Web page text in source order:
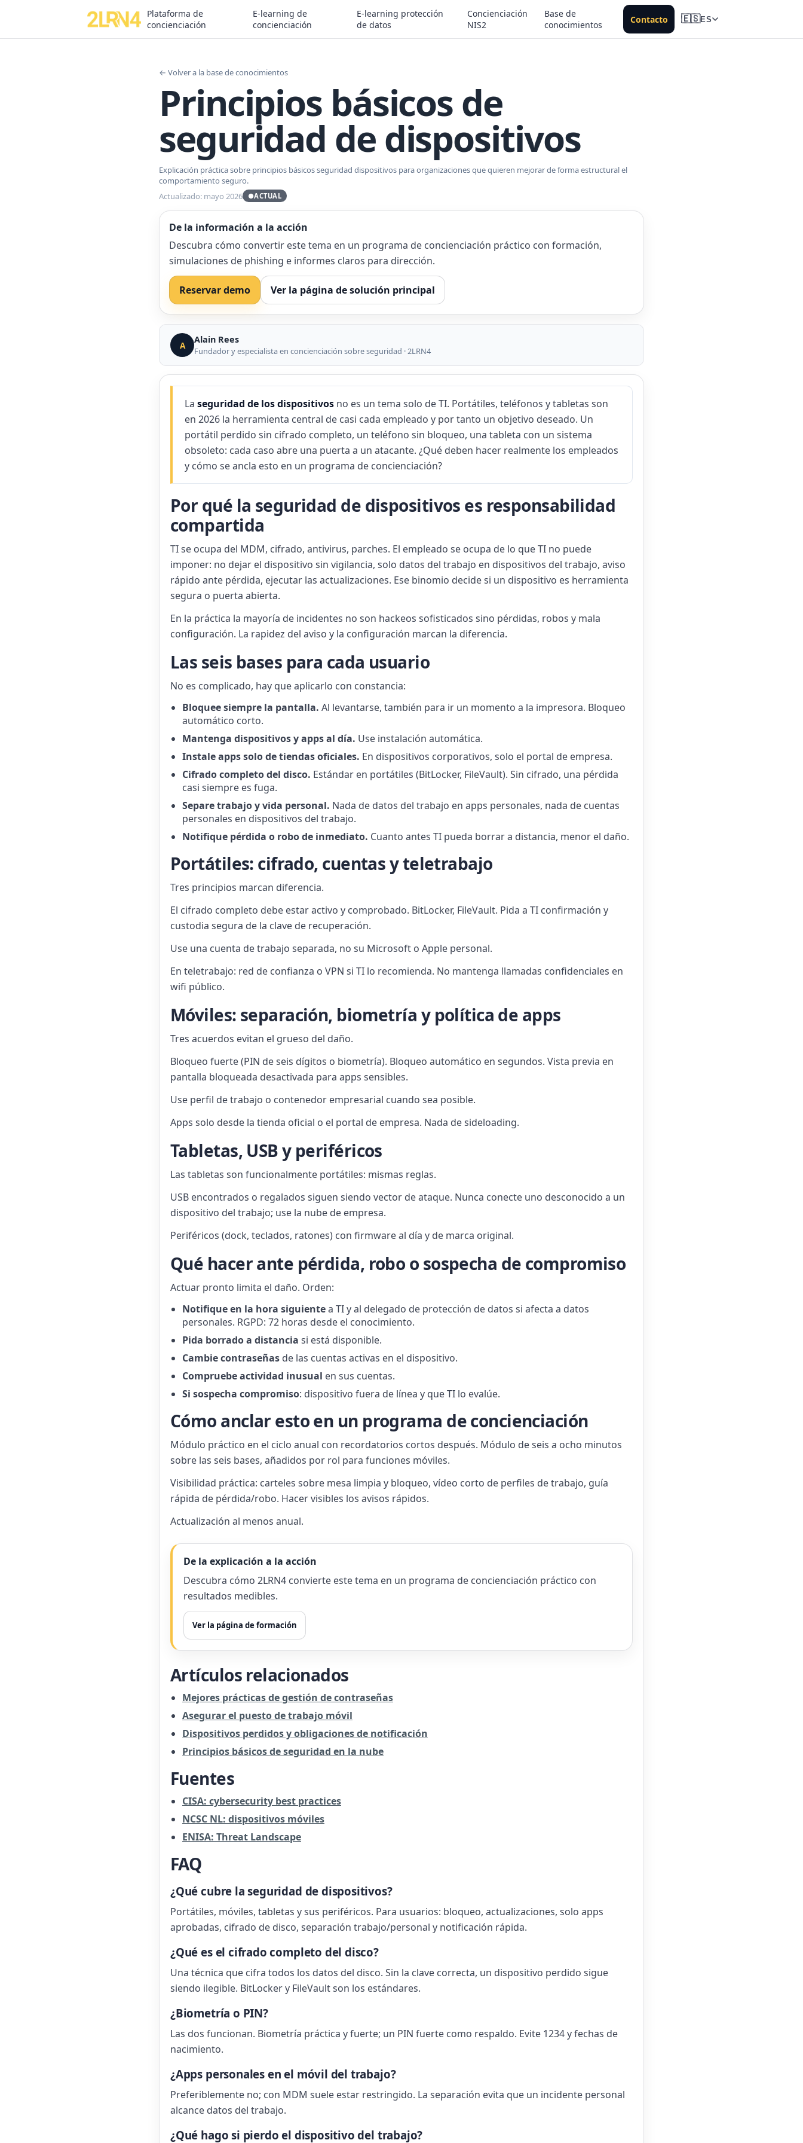
Plataforma de
concienciación
E-learning de
concienciación
E-learning protección
de datos
Concienciación
NIS2
Base de
conocimientos
Contacto 🇪🇸ES
← Volver a la base de conocimientos
Principios básicos de
seguridad de dispositivos
Explicación práctica sobre principios básicos seguridad dispositivos para organizaciones que quieren mejorar de forma estructural el
comportamiento seguro.
Actualizado: mayo 2026
●ACTUAL
De la información a la acción
Descubra cómo convertir este tema en un programa de concienciación práctico con formación,
simulaciones de phishing e informes claros para dirección.
Reservar demo Ver la página de solución principal
A Alain Rees
Fundador y especialista en concienciación sobre seguridad · 2LRN4
La seguridad de los dispositivos no es un tema solo de TI. Portátiles, teléfonos y tabletas son
en 2026 la herramienta central de casi cada empleado y por tanto un objetivo deseado. Un
portátil perdido sin cifrado completo, un teléfono sin bloqueo, una tableta con un sistema
obsoleto: cada caso abre una puerta a un atacante. ¿Qué deben hacer realmente los empleados
y cómo se ancla esto en un programa de concienciación?
Por qué la seguridad de dispositivos es responsabilidad
compartida
TI se ocupa del MDM, cifrado, antivirus, parches. El empleado se ocupa de lo que TI no puede
imponer: no dejar el dispositivo sin vigilancia, solo datos del trabajo en dispositivos del trabajo, aviso
rápido ante pérdida, ejecutar las actualizaciones. Ese binomio decide si un dispositivo es herramienta
segura o puerta abierta.
En la práctica la mayoría de incidentes no son hackeos sofisticados sino pérdidas, robos y mala
configuración. La rapidez del aviso y la configuración marcan la diferencia.
Las seis bases para cada usuario
No es complicado, hay que aplicarlo con constancia:
Bloquee siempre la pantalla. Al levantarse, también para ir un momento a la impresora. Bloqueo
automático corto.
Mantenga dispositivos y apps al día. Use instalación automática.
Instale apps solo de tiendas oficiales. En dispositivos corporativos, solo el portal de empresa.
Cifrado completo del disco. Estándar en portátiles (BitLocker, FileVault). Sin cifrado, una pérdida
casi siempre es fuga.
Separe trabajo y vida personal. Nada de datos del trabajo en apps personales, nada de cuentas
personales en dispositivos del trabajo.
Notifique pérdida o robo de inmediato. Cuanto antes TI pueda borrar a distancia, menor el daño.
Portátiles: cifrado, cuentas y teletrabajo
Tres principios marcan diferencia.
El cifrado completo debe estar activo y comprobado. BitLocker, FileVault. Pida a TI confirmación y
custodia segura de la clave de recuperación.
Use una cuenta de trabajo separada, no su Microsoft o Apple personal.
En teletrabajo: red de confianza o VPN si TI lo recomienda. No mantenga llamadas confidenciales en
wifi público.
Móviles: separación, biometría y política de apps
Tres acuerdos evitan el grueso del daño.
Bloqueo fuerte (PIN de seis dígitos o biometría). Bloqueo automático en segundos. Vista previa en
pantalla bloqueada desactivada para apps sensibles.
Use perfil de trabajo o contenedor empresarial cuando sea posible.
Apps solo desde la tienda oficial o el portal de empresa. Nada de sideloading.
Tabletas, USB y periféricos
Las tabletas son funcionalmente portátiles: mismas reglas.
USB encontrados o regalados siguen siendo vector de ataque. Nunca conecte uno desconocido a un
dispositivo del trabajo; use la nube de empresa.
Periféricos (dock, teclados, ratones) con firmware al día y de marca original.
Qué hacer ante pérdida, robo o sospecha de compromiso
Actuar pronto limita el daño. Orden:
Notifique en la hora siguientea TI y al delegado de protección de datos si afecta a datos
personales. RGPD: 72 horas desde el conocimiento.
Pida borrado a distancia si está disponible.
Cambie contraseñas de las cuentas activas en el dispositivo.
Compruebe actividad inusual en sus cuentas.
Si sospecha compromiso: dispositivo fuera de línea y que TI lo evalúe.
Cómo anclar esto en un programa de concienciación
Módulo práctico en el ciclo anual con recordatorios cortos después. Módulo de seis a ocho minutos
sobre las seis bases, añadidos por rol para funciones móviles.
Visibilidad práctica: carteles sobre mesa limpia y bloqueo, vídeo corto de perfiles de trabajo, guía
rápida de pérdida/robo. Hacer visibles los avisos rápidos.
Actualización al menos anual.
De la explicación a la acción
Descubra cómo 2LRN4 convierte este tema en un programa de concienciación práctico con
resultados medibles.
Ver la página de formación
Artículos relacionados
Mejores prácticas de gestión de contraseñas
Asegurar el puesto de trabajo móvil
Dispositivos perdidos y obligaciones de notificación
Principios básicos de seguridad en la nube
Fuentes
CISA: cybersecurity best practices
NCSC NL: dispositivos móviles
ENISA: Threat Landscape
FAQ
¿Qué cubre la seguridad de dispositivos?
Portátiles, móviles, tabletas y sus periféricos. Para usuarios: bloqueo, actualizaciones, solo apps
aprobadas, cifrado de disco, separación trabajo/personal y notificación rápida.
¿Qué es el cifrado completo del disco?
Una técnica que cifra todos los datos del disco. Sin la clave correcta, un dispositivo perdido sigue
siendo ilegible. BitLocker y FileVault son los estándares.
¿Biometría o PIN?
Las dos funcionan. Biometría práctica y fuerte; un PIN fuerte como respaldo. Evite 1234 y fechas de
nacimiento.
¿Apps personales en el móvil del trabajo?
Preferiblemente no; con MDM suele estar restringido. La separación evita que un incidente personal
alcance datos del trabajo.
¿Qué hago si pierdo el dispositivo del trabajo?